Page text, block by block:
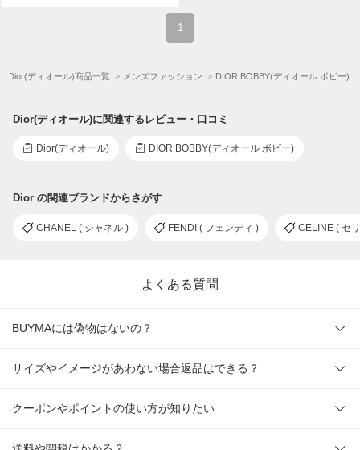
1
Dior(ディオール)商品一覧 メンズファッション DIOR BOBBY(ディオール ボビー)
Dior(ディオール)に関連するレビュー・口コミ
Dior(ディオール) DIOR BOBBY(ディオール ボビー)
Dior の関連ブランドからさがす
CHANEL ( シャネル ) FENDI ( フェンディ ) CELINE ( セ
よくある質問
BUYMAには偽物はないの？
サイズやイメージがあわない場合返品はできる？
クーポンやポイントの使い方が知りたい